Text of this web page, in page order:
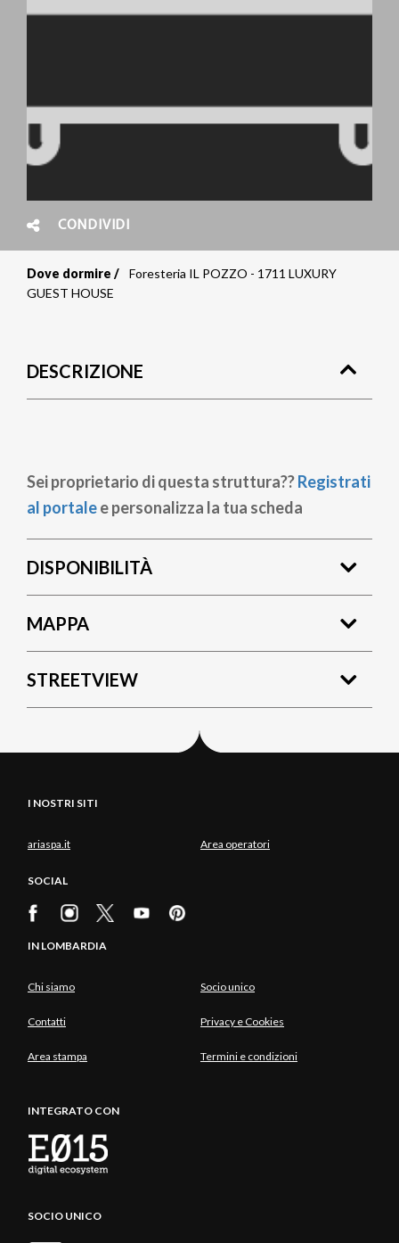
CONDIVIDI
Briciole
pane
Dove dormire
Foresteria IL POZZO - 1711 LUXURY
GUEST HOUSE
DESCRIZIONE
Sei proprietario di questa struttura??Registrati
al portalee personalizza la tua scheda
DISPONIBILITÀ
MAPPA
STREETVIEW
I NOSTRI SITI
ariaspa.it Area operatori
SOCIAL
IN LOMBARDIA
Chi siamo Socio unico
Contatti Privacy e Cookies
Area stampa Termini e condizioni
INTEGRATO CON
SOCIO UNICO